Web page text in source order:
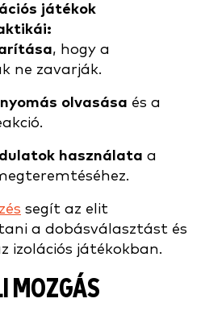
játékok
, hogy a
ne zavarják.
olvasása és a
használata a
segít az elit
a dobásválasztást és
izolációs játékokban.
MOZGÁS